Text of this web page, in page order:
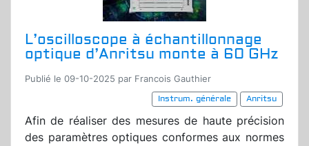
L’oscilloscope à échantillonnage
optique d’Anritsu monte à 60 GHz
Publié le 09-10-2025 par Francois Gauthier
Instrum. générale
Anritsu
Afin de réaliser des mesures de haute précision
des paramètres optiques conformes aux normes